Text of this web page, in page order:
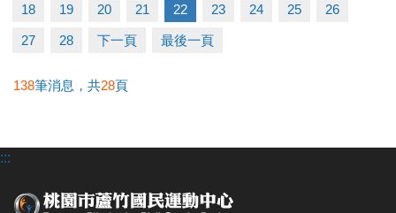
#體驗課程 #羽球 #桌球 #籃球 #免費
18 19 20 21 22 23 24 25 26
27 28 下一頁 最後一頁
138筆消息，共28頁
:::